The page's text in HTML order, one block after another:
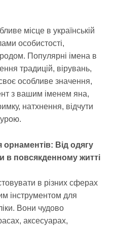
місце в українській
особистості,
родом. Популярні імена в
традицій, вірувань,
особливе значення,
з вашим іменем яна,
натхнення, відчути
Від одягу
в повсякденному житті
в різних сферах
інструментом для
Вони чудово
аксесуарах,